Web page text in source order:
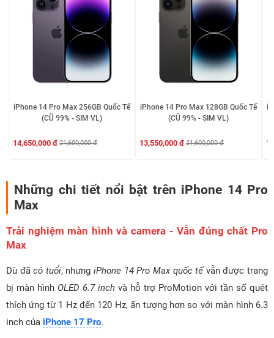
iPhone 14 Pro Max 256GB Quốc Tế
(CŨ 99% - SIM VL)
14,650,000 đ 21,600,000 đ
iPhone 14 Pro Max 128GB Quốc Tế
(CŨ 99% - SIM VL)
13,550,000 đ 21,600,000 đ
Những chi tiết nổi bật trên iPhone 14 Pro
Max
Trải nghiệm màn hình và camera - Vẫn đúng chất Pro
Max
Dù đãcó tuổi, nhưngiPhone 14 Pro Max quốc tếvẫn được trang
bị màn hình OLED 6.7 inch và hỗ trợ ProMotion với tần số quét
thích ứng từ 1 Hz đến 120 Hz, ấn tượng hơn so với màn hình 6.3
inch của iPhone 17 Pro.